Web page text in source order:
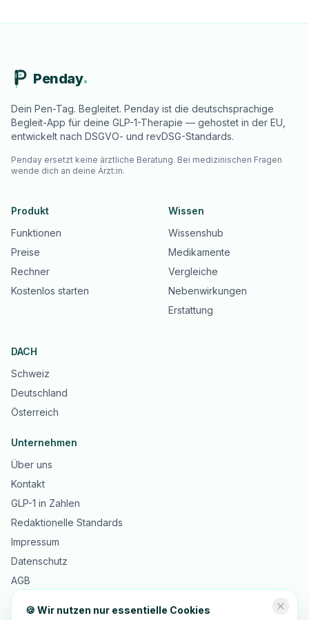
Penday
Dein Pen-Tag. Begleitet. Penday ist die deutschsprachige
Begleit-App für deine GLP-1-Therapie — gehostet in der EU,
entwickelt nach DSGVO- und revDSG-Standards.
Penday ersetzt keine ärztliche Beratung. Bei medizinischen Fragen
wende dich an deine Ärzt:in.
Produkt
Funktionen
Preise
Rechner
Kostenlos starten
Wissen
Wissenshub
Medikamente
Vergleiche
Nebenwirkungen
Erstattung
DACH
Schweiz
Deutschland
Österreich
Unternehmen
Über uns
Kontakt
GLP-1 in Zahlen
Redaktionelle Standards
Impressum
Datenschutz
AGB
🍪 Wir nutzen nur essentielle Cookies